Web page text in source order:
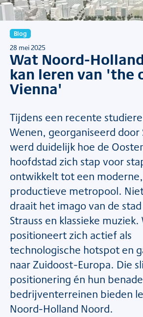
Blog
28 mei 2025
Wat Noord-
kan leren van 'the
Vienna'
Tijdens een recente
Wenen, georganiseerd door
werd duidelijk hoe de
hoofdstad zich stap voor
ontwikkelt tot een moderne,
productieve metropool.
draait het imago van de
Strauss en klassieke muziek.
positioneert zich actief als
technologische hotspot en
naar Zuidoost-Europa. Die
positionering én hun
bedrijventerreinen bieden
Noord-Holland Noord.